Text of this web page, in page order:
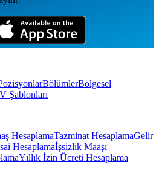
BölümlerBölgesel
Şablonları
HesaplamaTazminat HesaplamaGelir
Hesaplamaİşsizlik Maaşı
Yıllık İzin Ücreti Hesaplama